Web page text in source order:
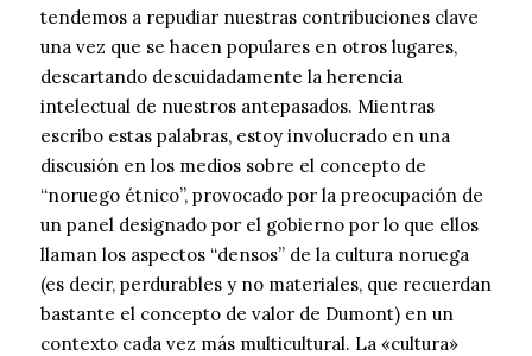
tendemos a repudiar nuestras contribuciones clave
una vez que se hacen populares en otros lugares,
descartando descuidadamente la herencia
intelectual de nuestros antepasados. Mientras
escribo estas palabras, estoy involucrado en una
discusión en los medios sobre el concepto de
“noruego étnico”, provocado por la preocupación de
un panel designado por el gobierno por lo que ellos
llaman los aspectos “densos” de la cultura noruega
(es decir, perdurables y no materiales, que recuerdan
bastante el concepto de valor de Dumont) en un
contexto cada vez más multicultural. La «cultura»